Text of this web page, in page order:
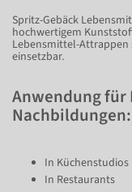
Spritz-Gebäck
hochwertigem
Lebensmittel-
einsetzbar.
Anwendung für
Nachbildungen:
In Küchenstudios
In Restaurants